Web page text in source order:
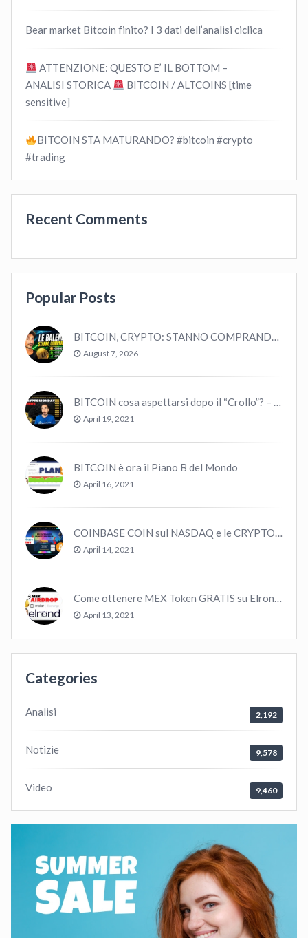
Bear market Bitcoin finito? I 3 dati dell’analisi ciclica
ATTENZIONE: QUESTO E’ IL BOTTOM –
ANALISI STORICA
BITCOIN / ALTCOINS [time
sensitive]
BITCOIN STA MATURANDO? #bitcoin #crypto
#trading
Recent Comments
Popular Posts
BITCOIN, CRYPTO: STANNO COMPRANDO TUTTI (GUARDA QUESTI DATI), EPPURE…
August 7, 2026
BITCOIN cosa aspettarsi dopo il “Crollo”? – CryptoMonday NEWS w16/’21
April 19, 2021
BITCOIN è ora il Piano B del Mondo
April 16, 2021
COINBASE COIN sul NASDAQ e le CRYPTO volano!
April 14, 2021
Come ottenere MEX Token GRATIS su Elrond ?
April 13, 2021
Categories
Analisi 2,192
Notizie 9,578
Video 9,460